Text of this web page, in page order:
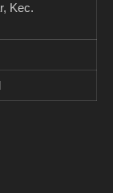
Kec.